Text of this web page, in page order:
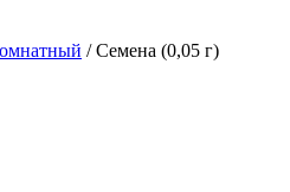
/Семена (0,05 г)